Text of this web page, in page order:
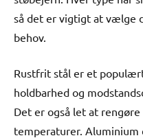
så det er vigtigt at vælge
behov.
Rustfrit stål er et
holdbarhed og
Det er også let at
temperaturer.